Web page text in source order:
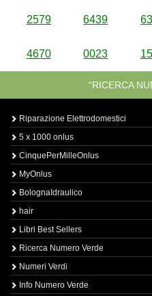
2579 6439
4670 0023
“RICERCA
Riparazione Elettrodomestici
5 x 1000 onlus
CinquePerMilleOnlus
MyOnlus
BolognaIdraulico
hair
Libri Best Sellers
Ricerca Numero Verde
Numeri Verdi
Info Numero Verde